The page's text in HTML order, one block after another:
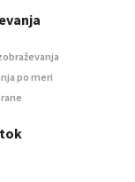
po meri